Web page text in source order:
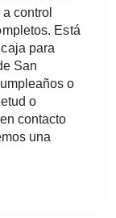
control
Está
para
San
o
o
contacto
una